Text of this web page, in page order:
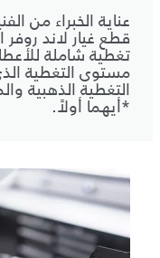
عناية الخبراء من
قطع غيار لاند روفر
تغطية شاملة
مستوى التغطية
التغطية الذهبية
*أيهما أولاً.